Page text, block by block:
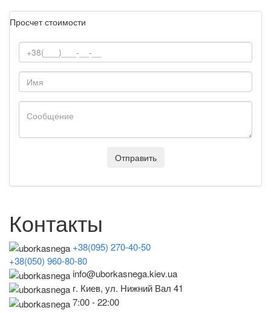
Просчет стоимости
Отправить
Контакты
+38(095) 270-40-50
+38(050) 960-80-80
info@uborkasnega.kiev.ua
г. Киев, ул. Нижний Вал 41
7:00 - 22:00